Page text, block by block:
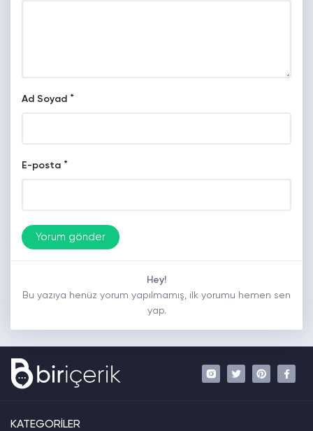
Ad Soyad *
E-posta *
Hey!
Bu yazıya henüz yorum yapılmamış, ilk yorumu hemen sen
yap.
KATEGORİLER